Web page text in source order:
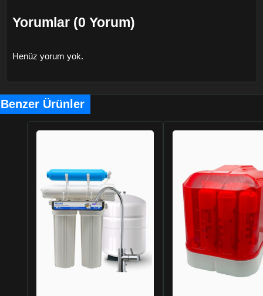
Yorumlar (0 Yorum)
Henüz yorum yok.
Benzer Ürünler